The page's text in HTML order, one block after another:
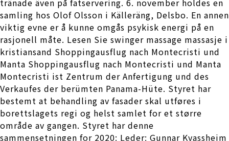
tränade även på fatservering. 6. november holdes en
samling hos Olof Olsson i Källeräng, Delsbo. En annen
viktig evne er å kunne omgås psykisk energi på en
rasjonell måte. Lesen Sie swinger massage massasje i
kristiansand Shoppingausflug nach Montecristi und
Manta Shoppingausflug nach Montecristi und Manta
Montecristi ist Zentrum der Anfertigung und des
Verkaufes der berümten Panama-Hüte. Styret har
bestemt at behandling av fasader skal utføres i
borettslagets regi og helst samlet for et større
område av gangen. Styret har denne
sammensetningen for 2020: Leder: Gunnar Kvassheim